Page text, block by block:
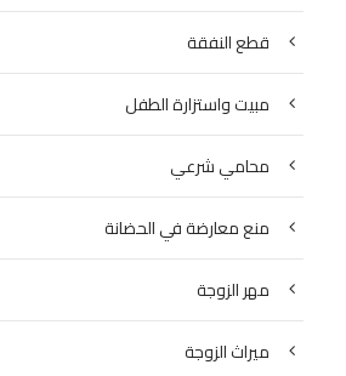
قطع النفقة
مبيت واستزارة الطفل
محامي شرعي
منع معارضة في الحضانة
مهر الزوجة
ميراث الزوجة